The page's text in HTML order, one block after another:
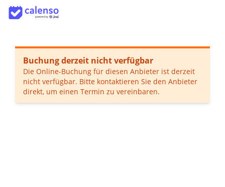
Buchung derzeit nicht verfügbar
Die Online-Buchung für diesen Anbieter ist derzeit
nicht verfügbar. Bitte kontaktieren Sie den Anbieter
direkt, um einen Termin zu vereinbaren.